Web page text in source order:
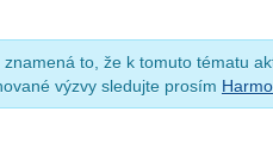
to, že k tomuto tématu
výzvy sledujte prosím